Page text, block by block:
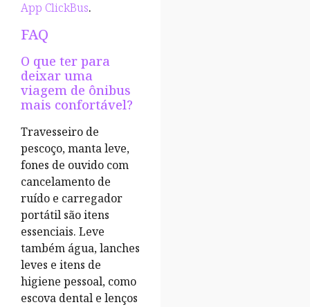
App ClickBus.
FAQ
O que ter para
deixar uma
viagem de ônibus
mais confortável?
Travesseiro de
pescoço, manta leve,
fones de ouvido com
cancelamento de
ruído e carregador
portátil são itens
essenciais. Leve
também água, lanches
leves e itens de
higiene pessoal, como
escova dental e lenços